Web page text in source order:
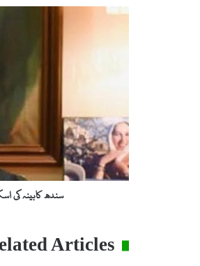
سندھ
کی
اور
کرایوں
میں
رعایت
کی
منظوری سندھ کابینہ کی
Articles